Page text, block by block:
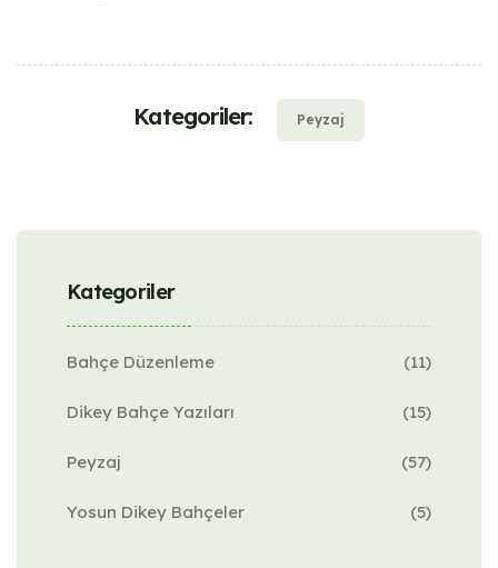
Kategoriler: Peyzaj
Kategoriler
Bahçe Düzenleme (11)
Dikey Bahçe Yazıları (15)
Peyzaj (57)
Yosun Dikey Bahçeler (5)